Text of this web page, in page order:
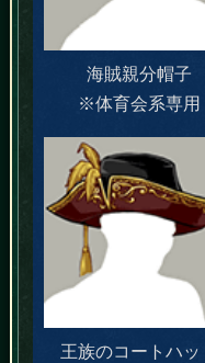
海賊親分帽子
※体育会系専用
王族のコートハッ